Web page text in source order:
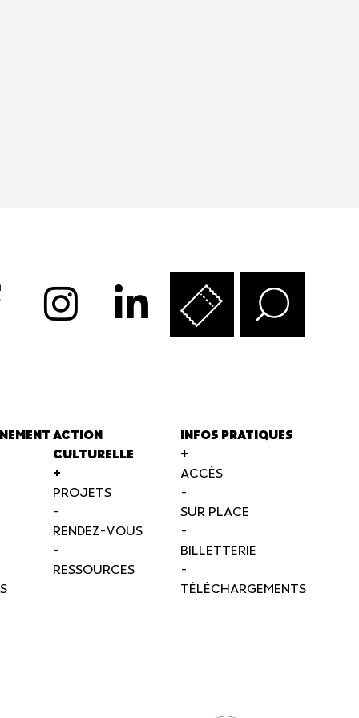
ACTION
CULTURELLE
+
PROJETS
-
RENDEZ-VOUS
-
RESSOURCES
INFOS PRATIQUES
+
ACCÈS
-
SUR PLACE
-
BILLETTERIE
-
TÉLÉCHARGEMENTS